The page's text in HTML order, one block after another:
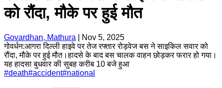
को रौंदा, मौके पर हुई मौत
Govardhan, Mathura
Nov 5, 2025
गोवर्धन:आगरा दिल्ली हाइवे पर तेज रफ्तार रोड़वेज बस ने साइकिल सवार को
रौंदा, मौके पर हुई मौत।हादसे के बाद बस चालक वाहन छोड़कर फरार हो गया।
यह हादसा बुधवार की सुबह करीब 10 बजे हुआ
#death#accident#national